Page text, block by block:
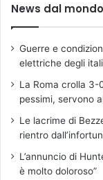
News dal mondo
Guerre e
elettriche degli
La Roma crolla 3-
pessimi, servono
Le lacrime di
rientro
L’annuncio di
è molto doloroso”